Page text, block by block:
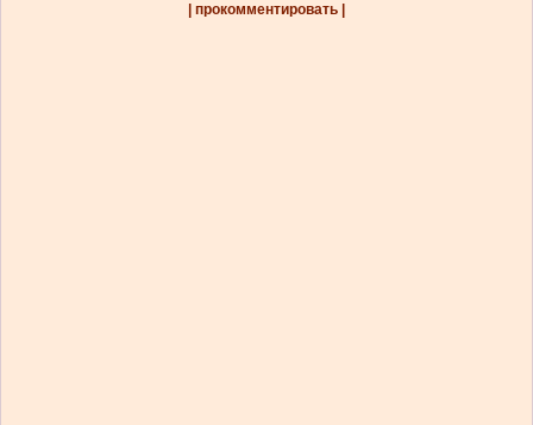
| прокомментировать |